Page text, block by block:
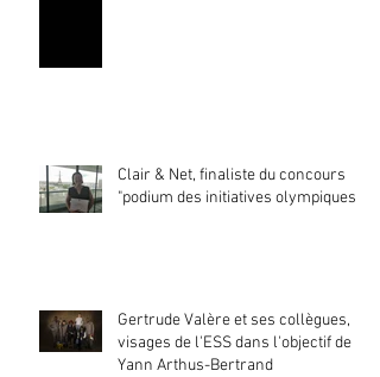
Clair & Net, finaliste du concours
"podium des initiatives olympiques"
Gertrude Valère et ses collègues,
visages de l'ESS dans l'objectif de
Yann Arthus-Bertrand